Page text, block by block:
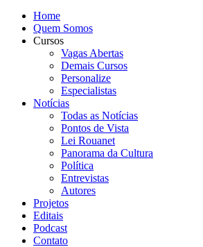
Home
Quem Somos
Cursos
Vagas Abertas
Demais Cursos
Personalize
Especialistas
Notícias
Todas as Notícias
Pontos de Vista
Lei Rouanet
Panorama da Cultura
Política
Entrevistas
Autores
Projetos
Editais
Podcast
Contato